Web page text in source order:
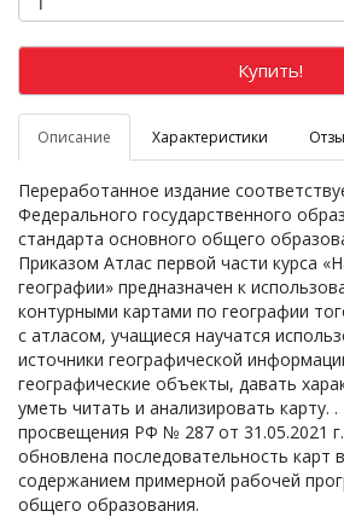
Купить!
Описание Характеристики
Переработанное издание
Федерального государственного
стандарта основного общего
Приказом Атлас первой части курса
географии» предназначен к
контурными картами по географии
с атласом, учащиеся научатся
источники географической
географические объекты, давать
уметь читать и анализировать карту.
просвещения РФ № 287 от 31.05.2021
обновлена последовательность карт
содержанием примерной рабочей
общего образования.